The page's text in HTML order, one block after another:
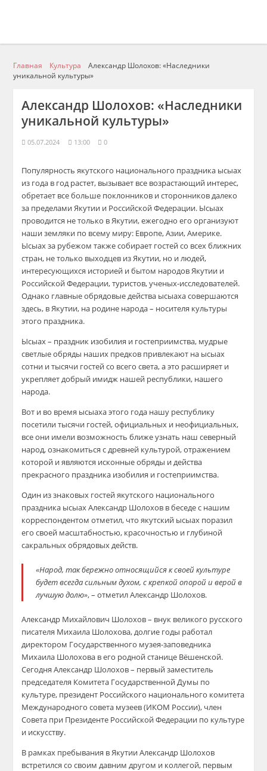
Главная Культура
Александр Шолохов: «Наследники
уникальной культуры»
Александр Шолохов: «Наследники
уникальной культуры»
05.07.2024 13:00 0
Популярность якутского национального праздника ысыах
из года в год растет, вызывает все возрастающий интерес,
обретает все больше поклонников и сторонников далеко
за пределами Якутии и Российской Федерации. Ысыах
проводится не только в Якутии, ежегодно его организуют
наши земляки по всему миру: Европе, Азии, Америке.
Ысыах за рубежом также собирает гостей со всех ближних
стран, не только выходцев из Якутии, но и людей,
интересующихся историей и бытом народов Якутии и
Российской Федерации, туристов, ученых-исследователей.
Однако главные обрядовые действа ысыаха совершаются
здесь, в Якутии, на родине народа – носителя культуры
этого праздника.
Ысыах – праздник изобилия и гостеприимства, мудрые
светлые обряды наших предков привлекают на ысыах
сотни и тысячи гостей со всего света, а это расширяет и
укрепляет добрый имидж нашей республики, нашего
народа.
Вот и во время ысыаха этого года нашу республику
посетили тысячи гостей, официальных и неофициальных,
все они имели возможность ближе узнать наш северный
народ, ознакомиться с древней культурой, отражением
которой и являются исконные обряды и действа
прекрасного праздника изобилия и гостеприимства.
Один из знаковых гостей якутского национального
праздника ысыах Александр Шолохов в беседе с нашим
корреспондентом отметил, что якутский ысыах поразил
его своей масштабностью, красочностью и глубиной
сакральных обрядовых действ.
«Народ, так бережно относящийся к своей культуре
будет всегда сильным духом, с крепкой опорой и верой в
лучшую долю», – отметил Александр Шолохов.
Александр Михайлович Шолохов – внук великого русского
писателя Михаила Шолохова, долгие годы работал
директором Государственного музея-заповедника
Михаила Шолохова в его родной станице Вёшенской.
Сегодня Александр Шолохов – первый заместитель
председателя Комитета Государственной Думы по
культуре, президент Российского национального комитета
Международного совета музеев (ИКОМ России), член
Совета при Президенте Российской Федерации по культуре
и искусству.
В рамках пребывания в Якутии Александр Шолохов
встретился со своим давним другом и коллегой, первым